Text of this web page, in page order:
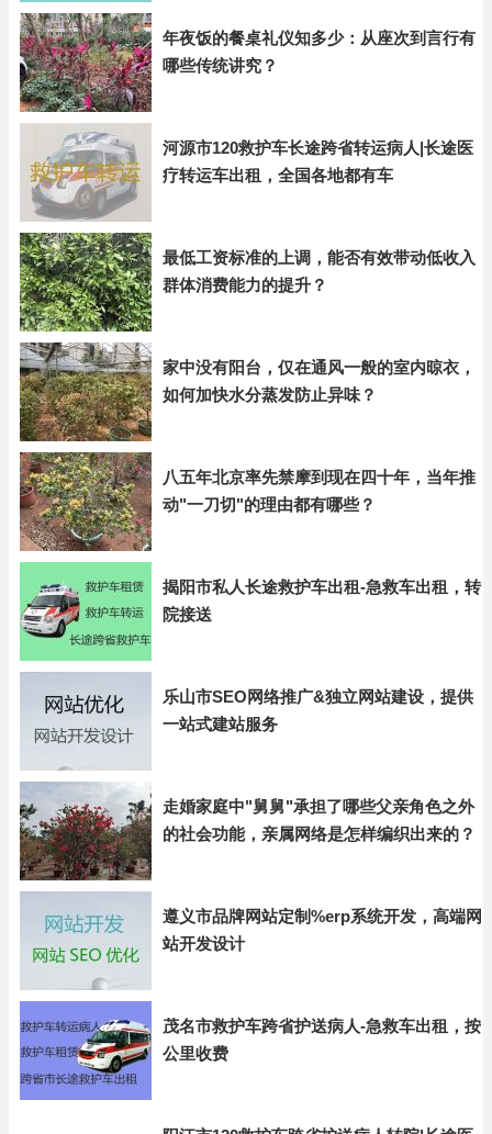
年夜饭的餐桌礼仪知多少：从座次到言行有
哪些传统讲究？
河源市120救护车长途跨省转运病人|长途医
疗转运车出租，全国各地都有车
最低工资标准的上调，能否有效带动低收入
群体消费能力的提升？
家中没有阳台，仅在通风一般的室内晾衣，
如何加快水分蒸发防止异味？
八五年北京率先禁摩到现在四十年，当年推
动"一刀切"的理由都有哪些？
揭阳市私人长途救护车出租-急救车出租，转
院接送
乐山市SEO网络推广&独立网站建设，提供
一站式建站服务
走婚家庭中"舅舅"承担了哪些父亲角色之外
的社会功能，亲属网络是怎样编织出来的？
遵义市品牌网站定制%erp系统开发，高端网
站开发设计
茂名市救护车跨省护送病人-急救车出租，按
公里收费